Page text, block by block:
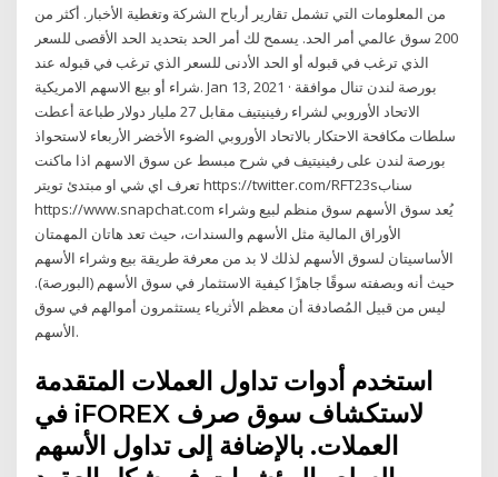
من المعلومات التي تشمل تقارير أرباح الشركة وتغطية الأخبار. أكثر من
200 سوق عالمي أمر الحد. يسمح لك أمر الحد بتحديد الحد الأقصى للسعر
الذي ترغب في قبوله أو الحد الأدنى للسعر الذي ترغب في قبوله عند
شراء أو بيع الاسهم الامريكية. Jan 13, 2021 · بورصة لندن تنال موافقة
الاتحاد الأوروبي لشراء رفينيتيف مقابل 27 مليار دولار طباعة أعطت
سلطات مكافحة الاحتكار بالاتحاد الأوروبي الضوء الأخضر الأربعاء لاستحواذ
بورصة لندن على رفينيتيف في شرح مبسط عن سوق الاسهم اذا ماكنت
تعرف اي شي او مبتدئ تويتر https://twitter.com/RFT23sسناب
https://www.snapchat.com يُعد سوق الأسهم سوق منظم لبيع وشراء
الأوراق المالية مثل الأسهم والسندات، حيث تعد هاتان المهمتان
الأساسيتان لسوق الأسهم لذلك لا بد من معرفة طريقة بيع وشراء الأسهم
حيث أنه وبصفته سوقًا جاهزًا كيفية الاستثمار في سوق الأسهم (البورصة).
ليس من قبيل المُصادفة أن معظم الأثرياء يستثمرون أموالهم في سوق
الأسهم.
استخدم أدوات تداول العملات المتقدمة
في iFOREX لاستكشاف سوق صرف
العملات. بالإضافة إلى تداول الأسهم